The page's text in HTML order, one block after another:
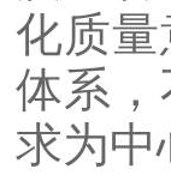
化质
体系
求为中